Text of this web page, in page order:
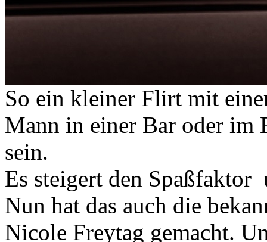
So ein kleiner Flirt mit
Mann in einer Bar oder im
sein.
Es steigert den
Nun hat das auch die
Nicole Freytag gemacht.